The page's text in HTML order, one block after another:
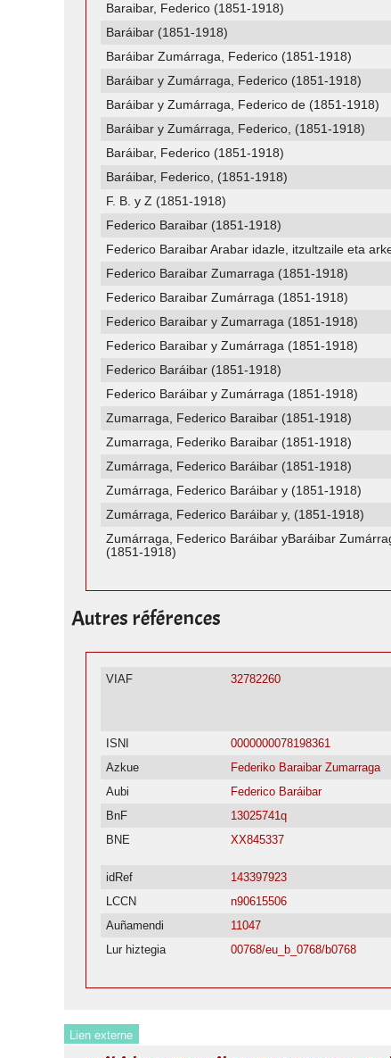
Baraibar, Federico (1851-1918)
Baráibar (1851-1918)
Baráibar Zumárraga, Federico (1851-1918)
Baráibar y Zumárraga, Federico (1851-1918)
Baráibar y Zumárraga, Federico de (1851-1918)
Baráibar y Zumárraga, Federico, (1851-1918)
Baráibar, Federico (1851-1918)
Baráibar, Federico, (1851-1918)
F. B. y Z (1851-1918)
Federico Baraibar (1851-1918)
Federico Baraibar Arabar idazle, itzultzaile eta
Federico Baraibar Zumarraga (1851-1918)
Federico Baraibar Zumárraga (1851-1918)
Federico Baraibar y Zumarraga (1851-1918)
Federico Baraibar y Zumárraga (1851-1918)
Federico Baráibar (1851-1918)
Federico Baráibar y Zumárraga (1851-1918)
Zumarraga, Federico Baraibar (1851-1918)
Zumarraga, Federiko Baraibar (1851-1918)
Zumárraga, Federico Baráibar (1851-1918)
Zumárraga, Federico Baráibar y (1851-1918)
Zumárraga, Federico Baráibar y, (1851-1918)
Zumárraga, Federico Baráibar yBaráibar
(1851-1918)
Autres références
VIAF 32782260
ISNI
0000000078198361
Azkue
Federiko Baraibar Zumarraga
Aubi
Federico Baráibar
BnF
13025741q
BNE
XX845337
idRef
143397923
LCCN
n90615506
Auñamendi
11047
Lur hiztegia
00768/eu_b_0768/b0768
Lien externe